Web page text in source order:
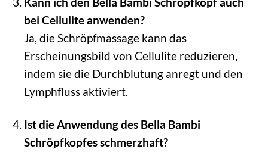
bei Cellulite anwenden?
Ja, die Schröpfmassage kann das
Erscheinungsbild von Cellulite reduzieren,
indem sie die Durchblutung anregt und den
Lymphfluss aktiviert.
Ist die Anwendung des Bella Bambi
Schröpfkopfes schmerzhaft?